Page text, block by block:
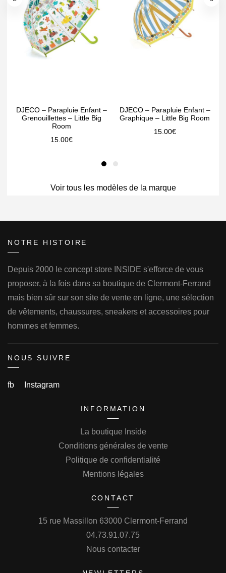
DJECO – Parapluie Enfant –
Grenouillettes – Little Big
Room
15.00€
DJECO – Parapluie Enfant –
Graphique – Little Big Room
15.00€
Voir tous les modèles de la marque
NOTRE HISTOIRE
Depuis 2000 le concept store INSIDE s'efforce de vous
proposer, à la fois dans sa boutique de Clermont-Ferrand
mais bien sûr sur son site de vente en ligne, une sélection
de vêtements, chaussures, sneakers et accessoires pour
hommes et femmes.
NOUS SUIVRE
fb Instagram
INFORMATION
La boutique Inside
Conditions générales de vente
Politique de confidentialité
Mentions légales
CONTACT
15 rue Massillon 63000 Clermont-Ferrand
04.73.91.07.75
Nous contacter